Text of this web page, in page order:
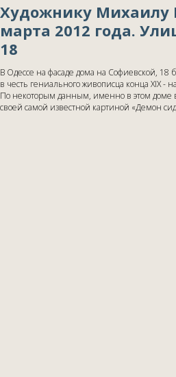
Художнику Михаилу
марта 2012 года.
18
В Одессе на фасаде дома на Софиевской, 18
в честь гениального живописца конца ХІХ -
По некоторым данным, именно в этом доме
своей самой известной картиной «Демон